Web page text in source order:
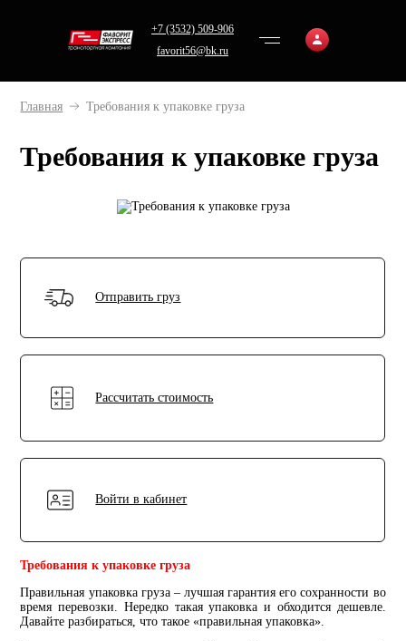
+7 (3532) 509-906
favorit56@bk.ru
Главная Требования к упаковке груза
Требования к упаковке груза
Отправить груз
Рассчитать стоимость
Войти в кабинет
Требования к упаковке груза
Правильная упаковка груза – лучшая гарантия его сохранности во
время перевозки. Нередко такая упаковка и обходится дешевле.
Давайте разбираться, что такое «правильная упаковка».